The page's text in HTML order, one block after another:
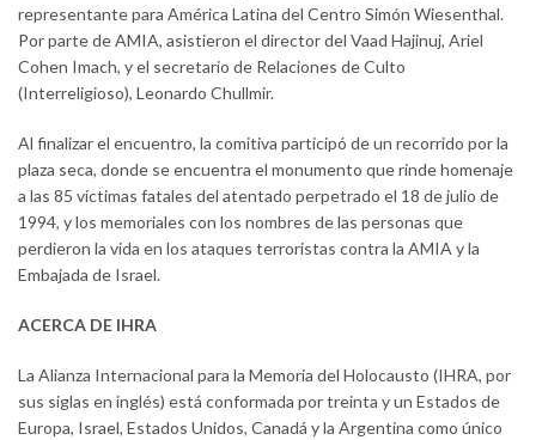
representante para América Latina del Centro Simón Wiesenthal.
Por parte de AMIA, asistieron el director del Vaad Hajinuj, Ariel
Cohen Imach, y el secretario de Relaciones de Culto
(Interreligioso), Leonardo Chullmir.
Al finalizar el encuentro, la comitiva participó de un recorrido por la
plaza seca, donde se encuentra el monumento que rinde homenaje
a las 85 víctimas fatales del atentado perpetrado el 18 de julio de
1994, y los memoriales con los nombres de las personas que
perdieron la vida en los ataques terroristas contra la AMIA y la
Embajada de Israel.
ACERCA DE IHRA
La Alianza Internacional para la Memoria del Holocausto (IHRA, por
sus siglas en inglés) está conformada por treinta y un Estados de
Europa, Israel, Estados Unidos, Canadá y la Argentina como único